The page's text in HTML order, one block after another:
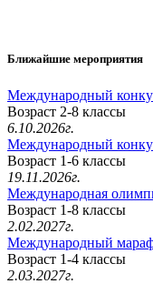
Ближайшие мероприятия
Международный
Возраст 2-8 классы
6.10.2026г.
Международный
Возраст 1-6 классы
19.11.2026г.
Международная
Возраст 1-8 классы
2.02.2027г.
Международный
Возраст 1-4 классы
2.03.2027г.